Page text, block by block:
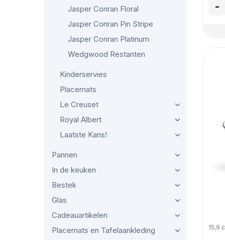
Jasper Conran Floral
Jasper Conran Pin Stripe
Jasper Conran Platinum
Wedgwood Restanten
Kinderservies
Placemats
Le Creuset
Royal Albert
Laatste Kans!
Pannen
In de keuken
Bestek
Glas
Cadeauartikelen
Placemats en Tafelaankleding
-
15,9